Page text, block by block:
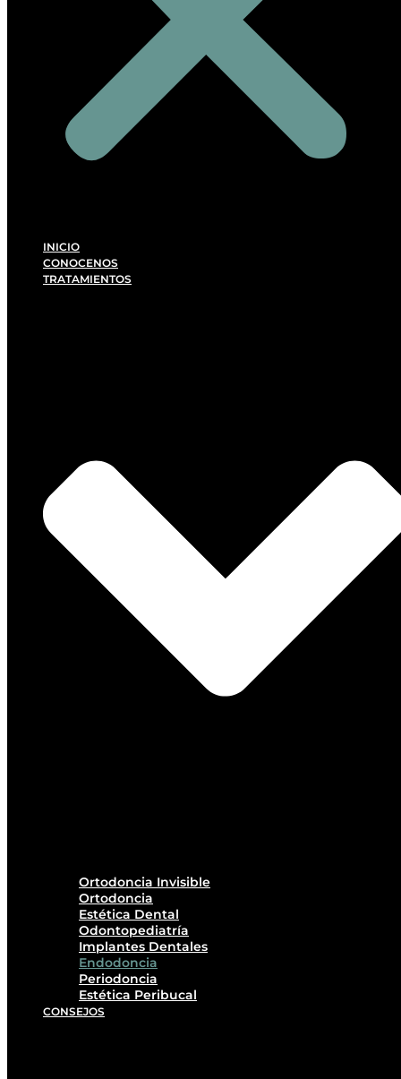
INICIO
CONOCENOS
TRATAMIENTOS
Ortodoncia Invisible
Ortodoncia
Estética Dental
Odontopediatría
Implantes Dentales
Endodoncia
Periodoncia
Estética Peribucal
CONSEJOS